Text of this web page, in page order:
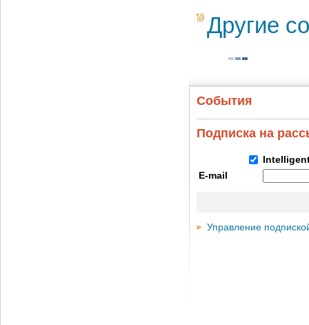
Другие
События
Подписка на
E-mail
Управление